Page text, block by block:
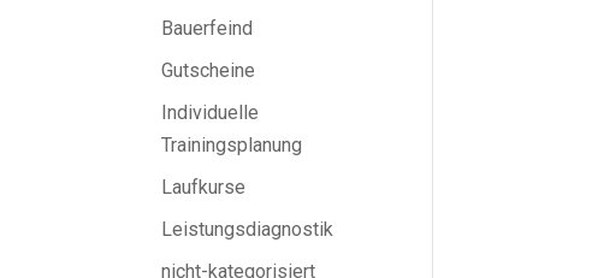
Bauerfeind
Gutscheine
Individuelle
Trainingsplanung
Laufkurse
Leistungsdiagnostik
nicht-kategorisiert